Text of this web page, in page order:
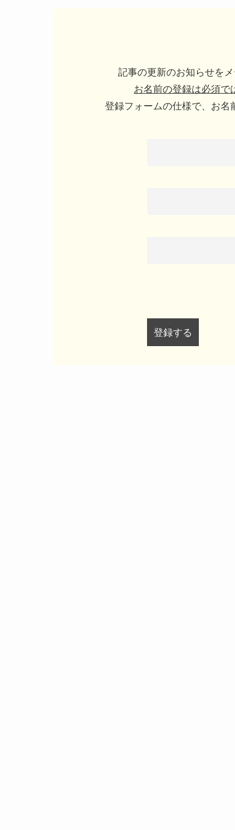
記事の更新のお知らせを
お名前の登録は必須で
登録フォームの仕様で、お名